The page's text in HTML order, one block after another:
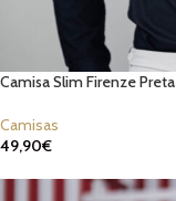
Camisa Slim Firenze Preta
Camisas
49,90€